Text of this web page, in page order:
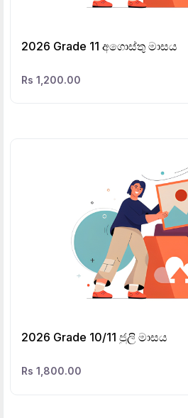
2026 Grade 11 අගොස්තු මාසය
Rs 1,200.00
2026 Grade 10/11 ජුලි මාසය
Rs 1,800.00